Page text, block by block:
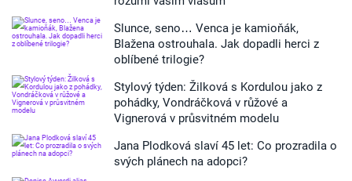
Slunce, seno… Venca je kamioňák,
Blažena ostrouhala. Jak dopadli herci z
oblíbené trilogie?
Stylový týden: Žilková s Kordulou jako z
pohádky, Vondráčková v růžové a
Vignerová v průsvitném modelu
Jana Plodková slaví 45 let: Co prozradila o
svých plánech na adopci?